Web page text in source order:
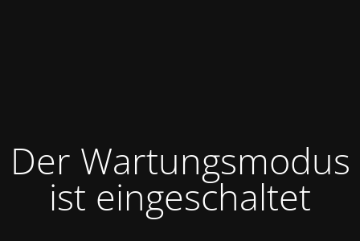
Der Wartungsmodus
ist eingeschaltet